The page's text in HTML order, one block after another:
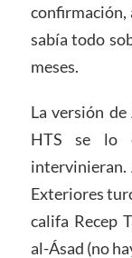
confirmación,
sabía todo
meses.
La versión
HTS se lo
intervinieran.
Exteriores
califa Recep
al-Ásad (no